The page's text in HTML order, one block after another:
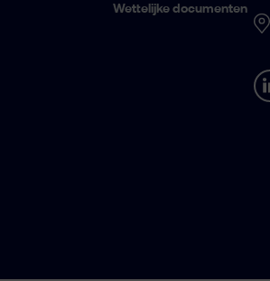
Wettelijke documenten